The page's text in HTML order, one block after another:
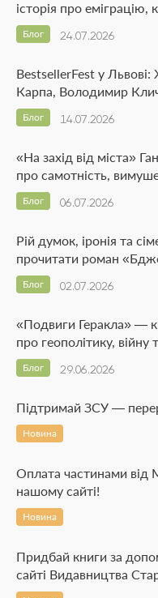
історія про
24.07.2026
Блог
BestsellerFest у
Карпа, Володимир
14.07.2026
Блог
«На захід від міста»
про самотність,
06.07.2026
Блог
Рій думок, іронія та
прочитати роман
02.07.2026
Блог
«Подвиги Геракла» —
про геополітику, війну
29.06.2026
Блог
Підтримай ЗСУ —
Новина
Оплата частинами від
нашому сайті!
Новина
Придбай книги за
сайті Видавництва